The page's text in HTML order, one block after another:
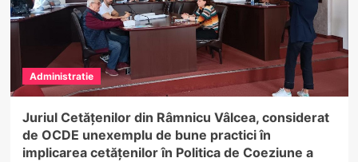
Administratie
Juriul Cetățenilor din Râmnicu Vâlcea, considerat
de OCDE unexemplu de bune practici în
implicarea cetățenilor în Politica de Coeziune a